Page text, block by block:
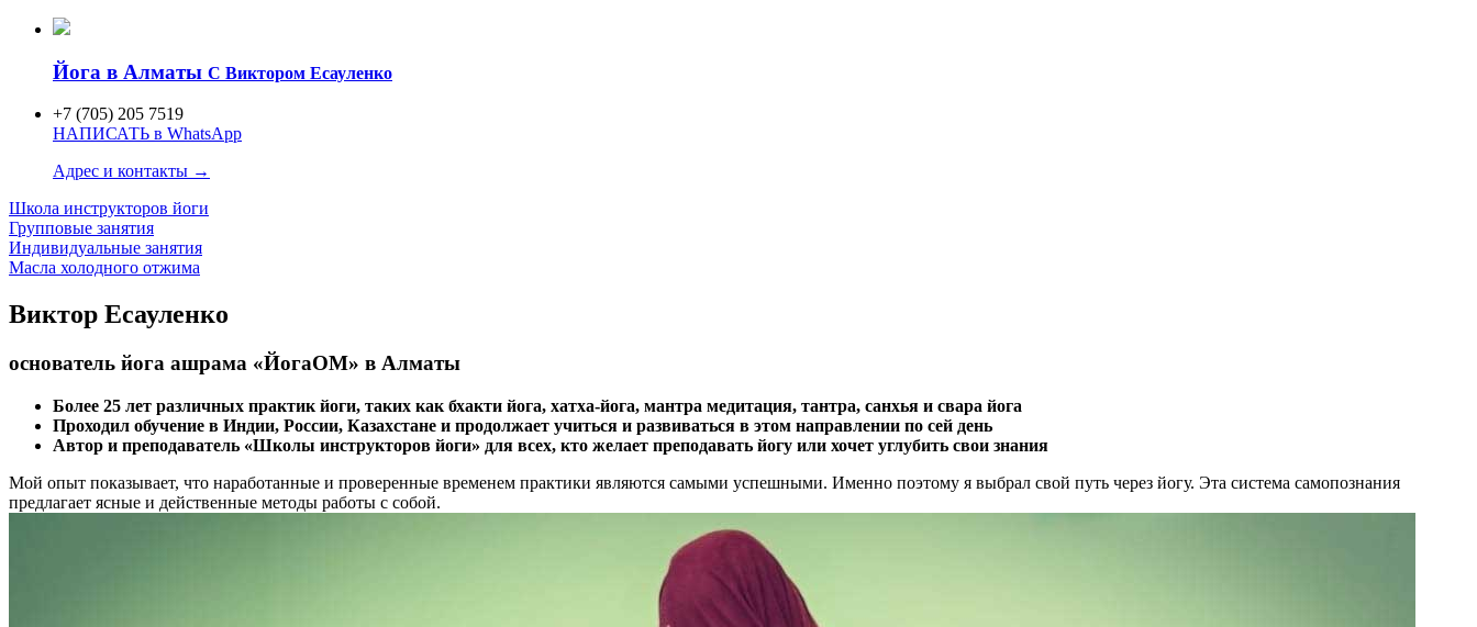
Йога в Алматы C Виктором Есауленко
+7 (705) 205 7519
НАПИСАТЬ в WhatsApp
Адрес и контакты →
Школа инструкторов йоги
Групповые занятия
Индивидуальные занятия
Масла холодного отжима
Виктор Есауленко
основатель йога ашрама «ЙогаОМ» в Алматы
Более 25 лет различных практик йоги, таких как бхакти йога, хатха-йога, мантра медитация, тантра, санхья и свара йога
Проходил обучение в Индии, России, Казахстане и продолжает учиться и развиваться в этом направлении по сей день
Автор и преподаватель «Школы инструкторов йоги» для всех, кто желает преподавать йогу или хочет углубить свои знания
Мой опыт показывает, что наработанные и проверенные временем практики являются самыми успешными. Именно поэтому я выбрал свой путь через йогу. Эта система самопознания
предлагает ясные и действенные методы работы с собой.